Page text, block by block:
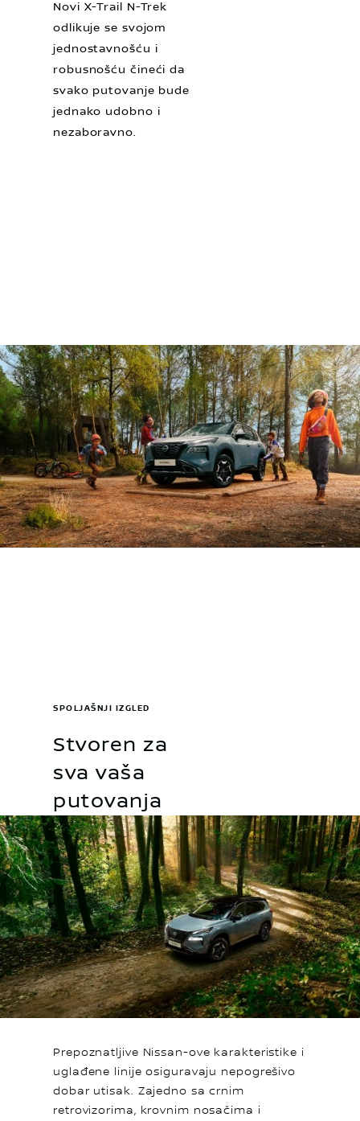
Novi X-Trail N-Trek
odlikuje se svojom
jednostavnošću i
robusnošću čineći da
svako putovanje bude
jednako udobno i
nezaboravno.
Stvoren za
sva vaša
putovanja
SPOLJAŠNJI IZGLED
Prepoznatljive Nissan-ove karakteristike i
uglađene linije osiguravaju nepogrešivo
dobar utisak. Zajedno sa crnim
retrovizorima, krovnim nosačima i